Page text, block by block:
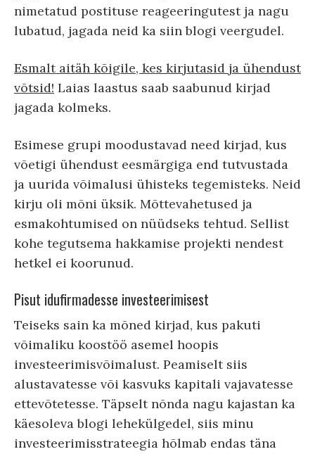
nimetatud postituse reageeringutest ja nagu
lubatud, jagada neid ka siin blogi veergudel.
Esmalt aitäh kõigile, kes kirjutasid ja ühendust
võtsid! Laias laastus saab saabunud kirjad
jagada kolmeks.
Esimese grupi moodustavad need kirjad, kus
võetigi ühendust eesmärgiga end tutvustada
ja uurida võimalusi ühisteks tegemisteks. Neid
kirju oli mõni üksik. Mõttevahetused ja
esmakohtumised on nüüdseks tehtud. Sellist
kohe tegutsema hakkamise projekti nendest
hetkel ei koorunud.
Pisut idufirmadesse investeerimisest
Teiseks sain ka mõned kirjad, kus pakuti
võimaliku koostöö asemel hoopis
investeerimisvõimalust. Peamiselt siis
alustavatesse või kasvuks kapitali vajavatesse
ettevõtetesse. Täpselt nõnda nagu kajastan ka
käesoleva blogi lehekülgedel, siis minu
investeerimisstrateegia hõlmab endas täna